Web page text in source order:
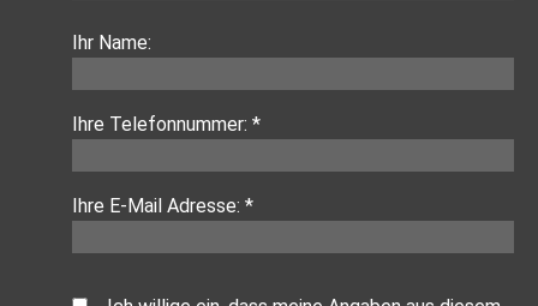
Ihr Name:
Ihre Telefonnummer: *
Ihre E-Mail Adresse: *